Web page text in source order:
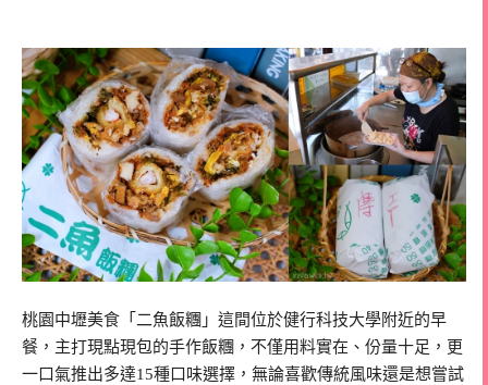
桃園中壢美食「二魚飯糰」這間位於健行科技大學附近的早
餐，主打現點現包的手作飯糰，不僅用料實在、份量十足，更
一口氣推出多達15種口味選擇，無論喜歡傳統風味還是想嘗試